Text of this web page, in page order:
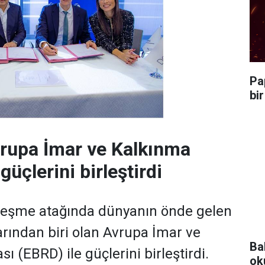
İmar ve Kalkınma
güçlerini birleştirdi
atağında dünyanın önde gelen
biri olan Avrupa İmar ve
(EBRD) ile güçlerini birleştirdi.